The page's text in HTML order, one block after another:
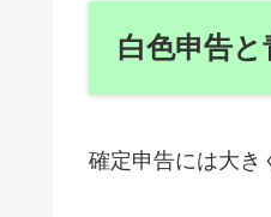
白色申告
確定申告には大き